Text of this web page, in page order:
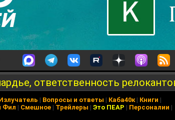
ответственность
| Вопросы и ответы | Каба40к| Книги |
Фил | Смешное | Трейлеры | Это ПЕАР | Персоналии |